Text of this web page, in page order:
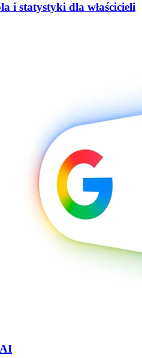
i statystyki dla właścicieli